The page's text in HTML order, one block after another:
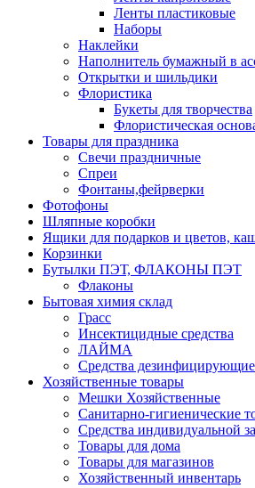
Ленты пластиковые
Наборы
Наклейки
Наполнитель бумажный в
Открытки и шильдики
Флористика
Букеты для творчества
Флористическая
Товары для праздника
Свечи праздничные
Спреи
Фонтаны,фейрверки
Фотофоны
Шляпные коробки
Ящики для подарков и цветов,
Корзинки
Бутылки ПЭТ, ФЛАКОНЫ ПЭТ
Флаконы
Бытовая химия склад
Грасс
Инсектицидные средства
ЛАЙМА
Средства дезинфицирующие
Хозяйственные товары
Мешки Хозяйственные
Санитарно-гигиенические
Средства индивидуальной
Товары для дома
Товары для магазинов
Хозяйственный инвентарь